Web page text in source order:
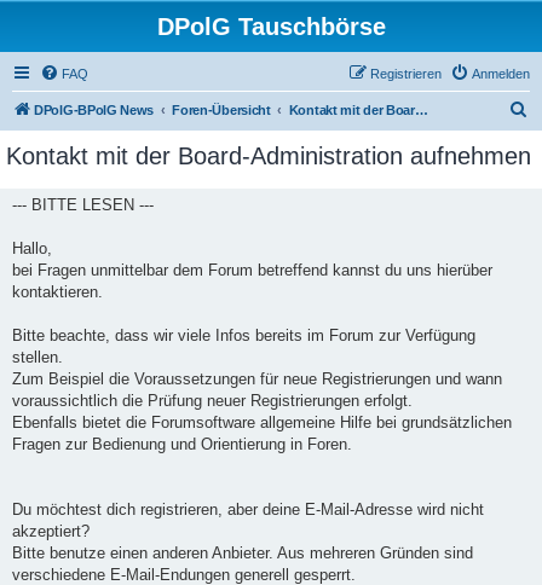
DPolG Tauschbörse
FAQ Anmelden
Registrieren
DPolG-BPolG News Foren-Übersicht Kontakt mit der Board-Administration aufnehmen
c
Kontakt mit der Board-Administration aufnehmen
--- BITTE LESEN ---
Hallo,
bei Fragen unmittelbar dem Forum betreffend kannst du uns hierüber
kontaktieren.
Bitte beachte, dass wir viele Infos bereits im Forum zur Verfügung
stellen.
Zum Beispiel die Voraussetzungen für neue Registrierungen und wann
voraussichtlich die Prüfung neuer Registrierungen erfolgt.
Ebenfalls bietet die Forumsoftware allgemeine Hilfe bei grundsätzlichen
Fragen zur Bedienung und Orientierung in Foren.
Du möchtest dich registrieren, aber deine E-Mail-Adresse wird nicht
akzeptiert?
Bitte benutze einen anderen Anbieter. Aus mehreren Gründen sind
verschiedene E-Mail-Endungen generell gesperrt.